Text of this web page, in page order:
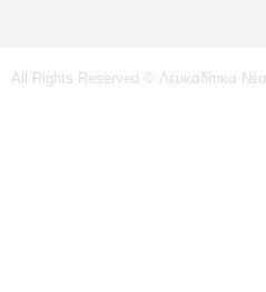
All Rights Reserved © Λευκαδίτικα Νέα